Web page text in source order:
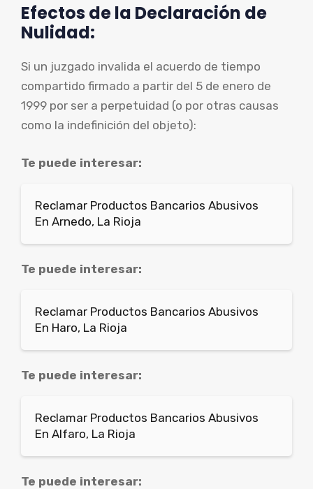
Efectos de la Declaración de
Nulidad:
Si un juzgado invalida el acuerdo de tiempo
compartido firmado a partir del 5 de enero de
1999 por ser a perpetuidad (o por otras causas
como la indefinición del objeto):
Te puede interesar:
Reclamar Productos Bancarios Abusivos
En Arnedo, La Rioja
Te puede interesar:
Reclamar Productos Bancarios Abusivos
En Haro, La Rioja
Te puede interesar:
Reclamar Productos Bancarios Abusivos
En Alfaro, La Rioja
Te puede interesar: